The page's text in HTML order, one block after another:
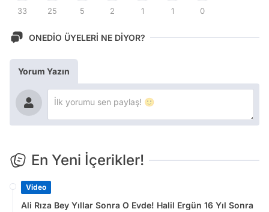
33 25 5 2 1 1 0
ONEDİO ÜYELERİ NE DİYOR?
Yorum Yazın
En Yeni İçerikler!
Video
Ali Rıza Bey Yıllar Sonra O Evde! Halil Ergün 16 Yıl Sonra